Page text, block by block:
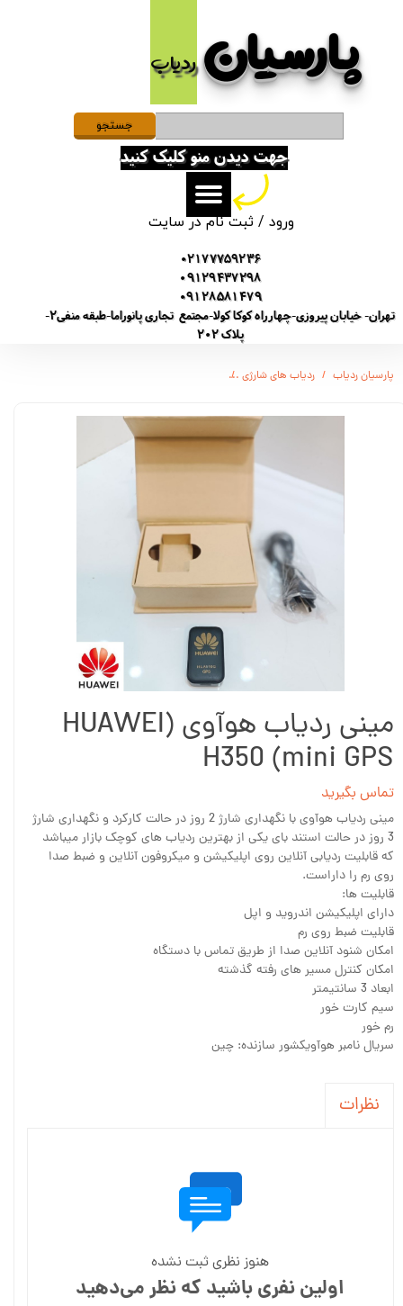
پارسیان​​​​​​​ردیاب
ورود /ثبت نام در سایت
حساب کاربری من
تغییر گذر واژه
سفارشات
خروج از حساب کاربری
02177759236
09129437298
09128581479
تهران- خیابان پیروزی-چهارراه کوکا کولا-مجتمع تجاری پانوراما-طبقه منفی2-
پلاک 202
جهت دیدن منو کلیک کنید
جستجو
پارسیان ردیاب ردیاب های شارژی
مینی ردیاب هوآوی (HUAWEI
mini GPS) H350
تماس بگیرید
مینی ردیاب هوآوی با نگهداری شارژ 2 روز در حالت کارکرد و نگهداری شارژ
3 روز در حالت استند بای یکی از بهترین ردیاب های کوچک بازار میباشد
که قابلیت ردیابی آنلاین روی اپلیکیشن و میکروفون آنلاین و ضبط صدا
روی رم را داراست.
قابلیت ها:
دارای اپلیکیشن اندروید و اپل
قابلیت ضبط روی رم
امکان شنود آنلاین صدا از طریق تماس با دستگاه
امکان کنترل مسیر های رفته گذشته
ابعاد 3 سانتیمتر
سیم کارت خور
رم خور
سریال نامبر هوآویکشور سازنده: چین
نظرات
هنوز نظری ثبت نشده
اولین نفری باشید که نظر می‌دهید